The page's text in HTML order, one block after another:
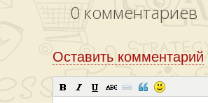
0 комментариев
Оставить комментарий